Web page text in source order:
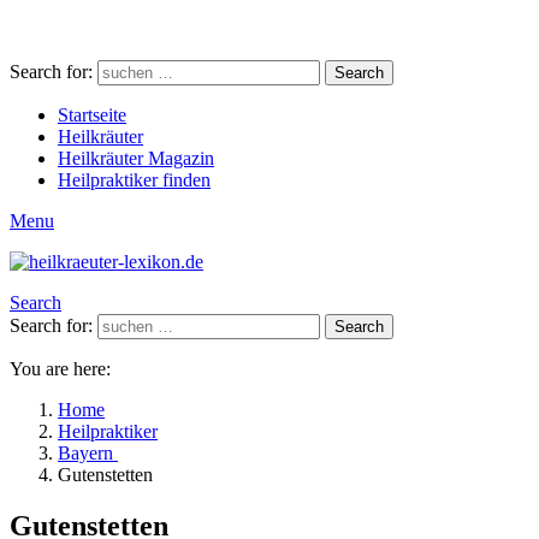
Search for: Search
Startseite
Heilkräuter
Heilkräuter Magazin
Heilpraktiker finden
Menu
Search
Search for:
Search
You are here:
Home
Heilpraktiker
Bayern
Gutenstetten
Gutenstetten